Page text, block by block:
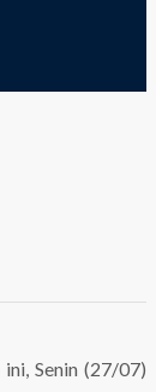
Senin (27/07)